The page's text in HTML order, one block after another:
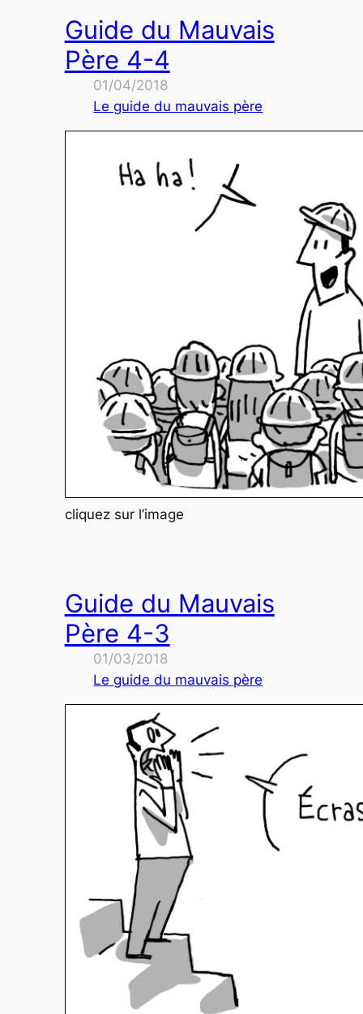
Guide du Mauvais
Père 4-4
01/04/2018
Le guide du mauvais père
cliquez sur l’image
Guide du Mauvais
Père 4-3
01/03/2018
Le guide du mauvais père